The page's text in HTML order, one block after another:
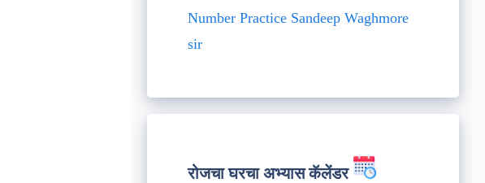
Number Practice Sandeep Waghmore
sir
रोजचा घरचा अभ्यास कॅलेंडर